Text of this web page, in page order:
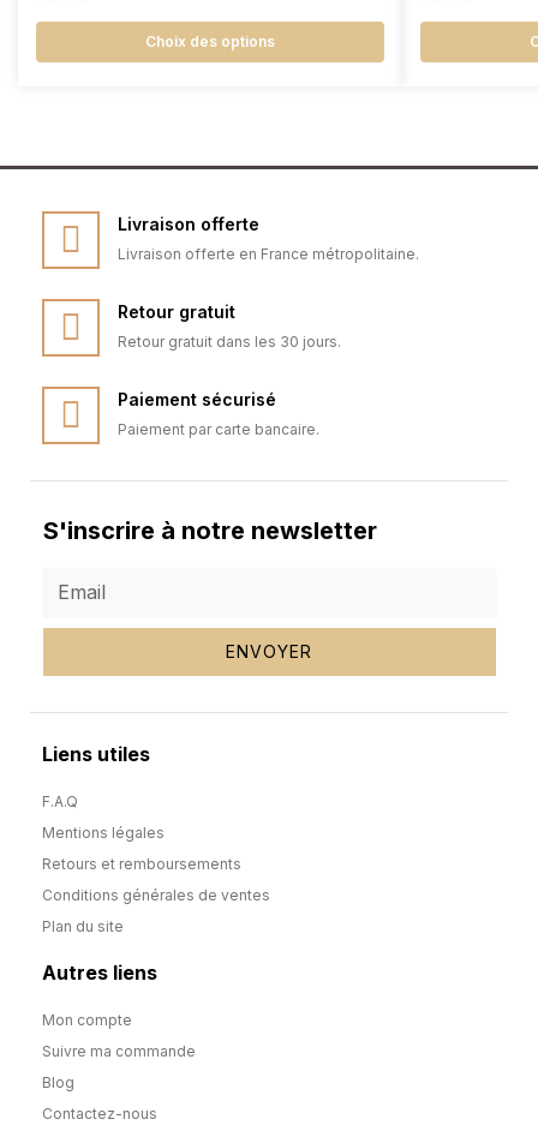
Choix des options
Livraison offerte
Livraison offerte en France métropolitaine.
Retour gratuit
Retour gratuit dans les 30 jours.
Paiement sécurisé
Paiement par carte bancaire.
S'inscrire à notre newsletter
ENVOYER
Liens utiles
F.A.Q
Mentions légales
Retours et remboursements
Conditions générales de ventes
Plan du site
Autres liens
Mon compte
Suivre ma commande
Blog
Contactez-nous